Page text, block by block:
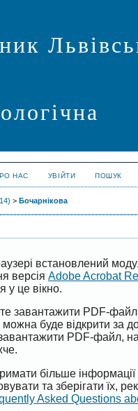
НАС УВІЙТИ ПОШУК
> Бочарнікова
встановлений
версія Adobe Acrobat
у це вікно.
завантажити PDF-
буде відкрити за
PDF-файл,
більше
та зберігати їх,
Asked Questions